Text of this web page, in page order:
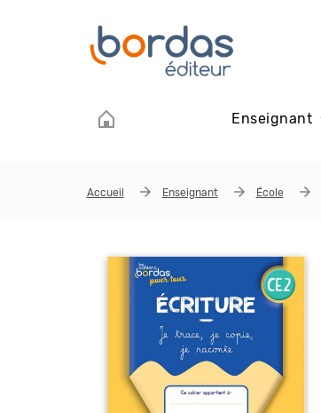
Aller au contenu principal
Enseignant
Accueil Enseignant École